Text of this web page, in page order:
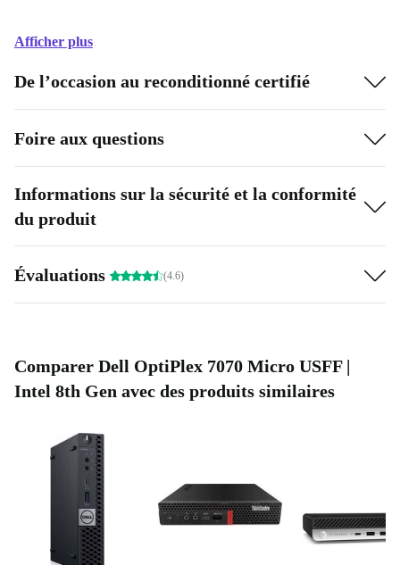
Afficher plus
De l’occasion au reconditionné certifié
Foire aux questions
Informations sur la sécurité et la conformité
du produit
Évaluations (4.6)
Comparer Dell OptiPlex 7070 Micro USFF |
Intel 8th Gen avec des produits similaires